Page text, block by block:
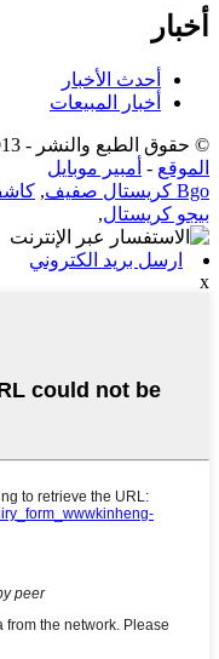
أخبار
أحدث الأخبار
أخبار المبيعات
© حقوق الطبع والنشر - 2013-2023: جميع الحقوق محفوظة.
الموقع - أمبير موبايل
Bgo كريستال صفيف
,
بيجو كريستال,
ارسل بريد الكتروني
x